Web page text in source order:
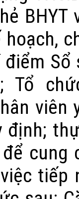
BHYT
hoạch,
Tổ
viên
định;
cung
tiếp